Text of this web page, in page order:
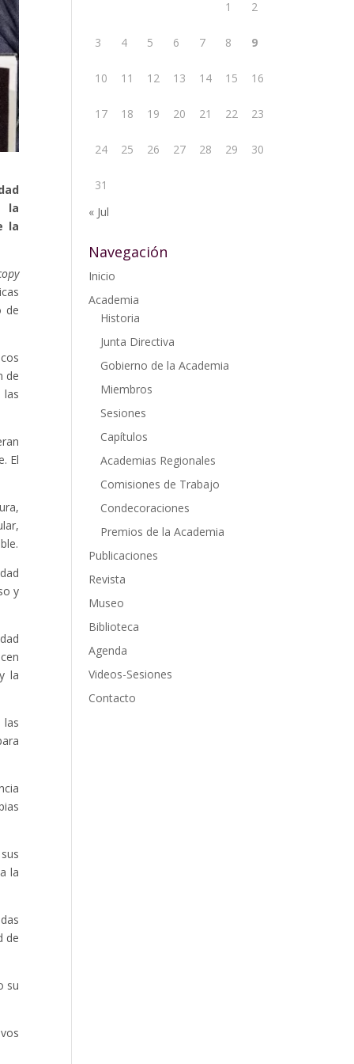
la
la
de
de
El
y
la
las
la
de
su
1 2
3 4 5 6 7 8 9
10 11 12 13 14 15 16
17 18 19 20 21 22 23
24 25 26 27 28 29 30
31
« Jul
Navegación
Inicio
Academia
Historia
Junta Directiva
Gobierno de la Academia
Miembros
Sesiones
Capítulos
Academias Regionales
Comisiones de Trabajo
Condecoraciones
Premios de la Academia
Publicaciones
Revista
Museo
Biblioteca
Agenda
Videos-Sesiones
Contacto